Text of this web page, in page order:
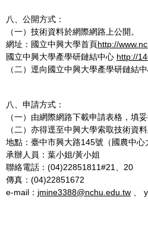
八、公開方式：
（一）技術資料於網際網路上公開。
網址：國立中興大學首頁http://
國立中興大學產學研鏈結中心 http://
（二）逕向國立中興大學產學研鏈結
八、申請方式：
（一）由網際網路下載申請表格，填
（二）亦得逕至中興大學索取技術資料
地點：臺中市興大路145號（國農中心
承辦人員：葉小姐/黃小姐
聯絡電話：(04)22851811#21、20
傳真：(04)22851672
e-mail： jmine3388@nchu.edu.tw 、